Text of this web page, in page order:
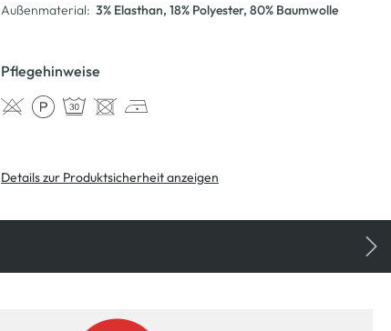
Außenmaterial: 3% Elasthan, 18% Polyester, 80% Baumwolle
Pflegehinweise
Details zur Produktsicherheit anzeigen